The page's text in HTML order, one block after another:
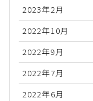
2023年2月
2022年10月
2022年9月
2022年7月
2022年6月